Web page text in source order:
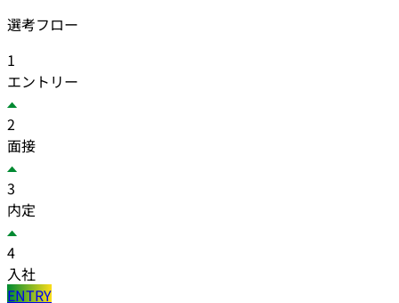
選考フロー
1
エントリー
2
面接
3
内定
4
入社
ENTRY